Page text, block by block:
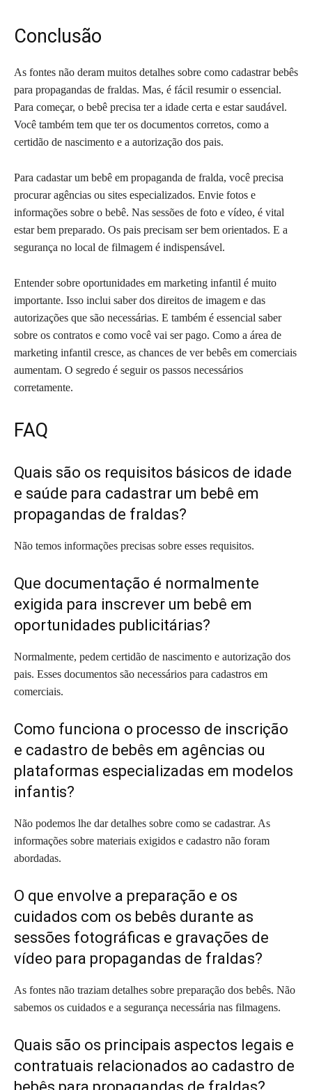
Conclusão
As fontes não deram muitos detalhes sobre como cadastrar bebês
para propagandas de fraldas. Mas, é fácil resumir o essencial.
Para começar, o bebê precisa ter a idade certa e estar saudável.
Você também tem que ter os documentos corretos, como a
certidão de nascimento e a autorização dos pais.
Para cadastar um bebê em propaganda de fralda, você precisa
procurar agências ou sites especializados. Envie fotos e
informações sobre o bebê. Nas sessões de foto e vídeo, é vital
estar bem preparado. Os pais precisam ser bem orientados. E a
segurança no local de filmagem é indispensável.
Entender sobre oportunidades em marketing infantil é muito
importante. Isso inclui saber dos direitos de imagem e das
autorizações que são necessárias. E também é essencial saber
sobre os contratos e como você vai ser pago. Como a área de
marketing infantil cresce, as chances de ver bebês em comerciais
aumentam. O segredo é seguir os passos necessários
corretamente.
FAQ
Quais são os requisitos básicos de idade
e saúde para cadastrar um bebê em
propagandas de fraldas?
Não temos informações precisas sobre esses requisitos.
Que documentação é normalmente
exigida para inscrever um bebê em
oportunidades publicitárias?
Normalmente, pedem certidão de nascimento e autorização dos
pais. Esses documentos são necessários para cadastros em
comerciais.
Como funciona o processo de inscrição
e cadastro de bebês em agências ou
plataformas especializadas em modelos
infantis?
Não podemos lhe dar detalhes sobre como se cadastrar. As
informações sobre materiais exigidos e cadastro não foram
abordadas.
O que envolve a preparação e os
cuidados com os bebês durante as
sessões fotográficas e gravações de
vídeo para propagandas de fraldas?
As fontes não traziam detalhes sobre preparação dos bebês. Não
sabemos os cuidados e a segurança necessária nas filmagens.
Quais são os principais aspectos legais e
contratuais relacionados ao cadastro de